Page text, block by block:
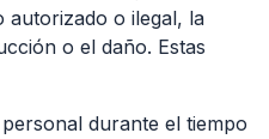
o ilegal, la
o el daño. Estas
durante el tiempo